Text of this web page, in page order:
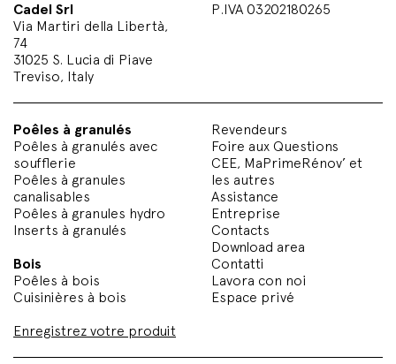
Cadel Srl
Via Martiri della Libertà,
74
31025 S. Lucia di Piave
Treviso, Italy
P.IVA 03202180265
Poêles à granulés
Poêles à granulés avec
soufflerie
Poêles à granules
canalisables
Poêles à granules hydro
Inserts à granulés
Bois
Poêles à bois
Cuisinières à bois
Enregistrez votre produit
Revendeurs
Foire aux Questions
CEE, MaPrimeRénov’ et
les autres
Assistance
Entreprise
Contacts
Download area
Contatti
Lavora con noi
Espace privé